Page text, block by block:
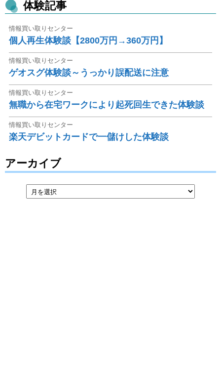
体験記事
情報買い取りセンター
個人再生体験談【2800万円→360万円】
情報買い取りセンター
ゲオスグ体験談～うっかり誤配送に注意
情報買い取りセンター
無職から在宅ワークにより起死回生できた体験談
情報買い取りセンター
楽天デビットカードで一儲けした体験談
アーカイブ